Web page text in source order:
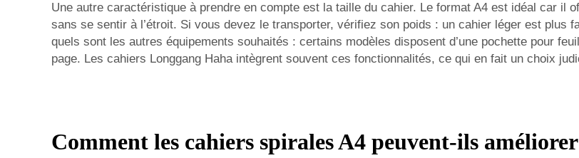
Une autre caractéristique à prendre en compte est la taille du cahier. Le format A4 est idéal car il
sans se sentir à l’étroit. Si vous devez le transporter, vérifiez son poids : un cahier léger est plus
quels sont les autres équipements souhaités : certains modèles disposent d’une pochette pour
page. Les cahiers Longgang Haha intègrent souvent ces fonctionnalités, ce qui en fait un choix
Comment les cahiers spirales A4 peuvent-ils